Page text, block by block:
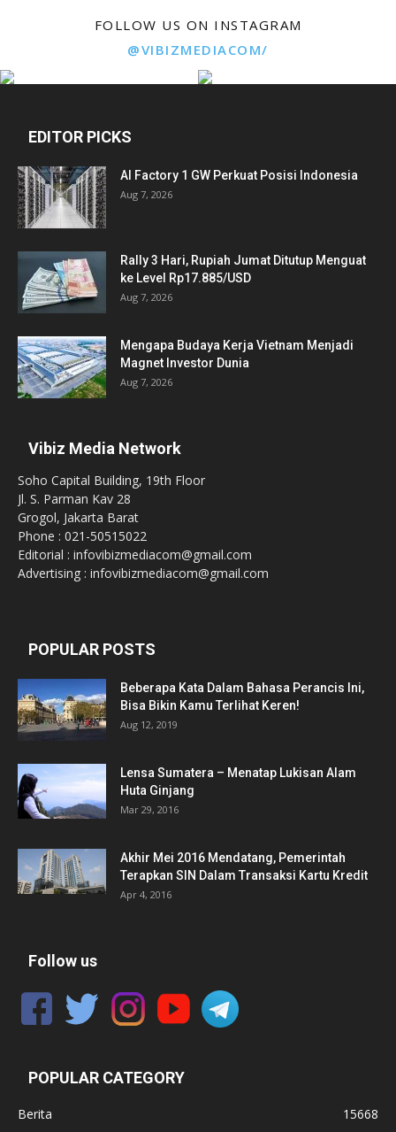
FOLLOW US ON INSTAGRAM
@VIBIZMEDIACOM/
EDITOR PICKS
AI Factory 1 GW Perkuat Posisi Indonesia
Aug 7, 2026
Rally 3 Hari, Rupiah Jumat Ditutup Menguat
ke Level Rp17.885/USD
Aug 7, 2026
Mengapa Budaya Kerja Vietnam Menjadi
Magnet Investor Dunia
Aug 7, 2026
Vibiz Media Network
Soho Capital Building, 19th Floor
Jl. S. Parman Kav 28
Grogol, Jakarta Barat
Phone : 021-50515022
Editorial : infovibizmediacom@gmail.com
Advertising : infovibizmediacom@gmail.com
POPULAR POSTS
Beberapa Kata Dalam Bahasa Perancis Ini,
Bisa Bikin Kamu Terlihat Keren!
Aug 12, 2019
Lensa Sumatera – Menatap Lukisan Alam
Huta Ginjang
Mar 29, 2016
Akhir Mei 2016 Mendatang, Pemerintah
Terapkan SIN Dalam Transaksi Kartu Kredit
Apr 4, 2016
Follow us
POPULAR CATEGORY
Berita 15668